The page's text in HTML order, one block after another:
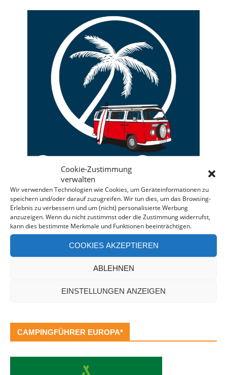
Cookie-Zustimmung
verwalten
Wir verwenden Technologien wie Cookies, um Geräteinformationen zu
speichern und/oder darauf zuzugreifen. Wir tun dies, um das Browsing-
Erlebnis zu verbessern und um (nicht) personalisierte Werbung
anzuzeigen. Wenn du nicht zustimmst oder die Zustimmung widerrufst,
kann dies bestimmte Merkmale und Funktionen beeinträchtigen.
COOKIES AKZEPTIEREN
ABLEHNEN
EINSTELLUNGEN ANZEIGEN
Deine individuelle Beratung bei der Campermiete
in Deutschland und Europa.
Bei einer Anfrage über diesen Banner erhältst Du
automatisch einenRabatt!*
Buchung kommt, erhalten wir eine kleine Provision.
CAMPINGFÜHRER EUROPA*